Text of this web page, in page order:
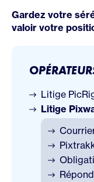
Gardez votre
valoir votre
Litige
Litige